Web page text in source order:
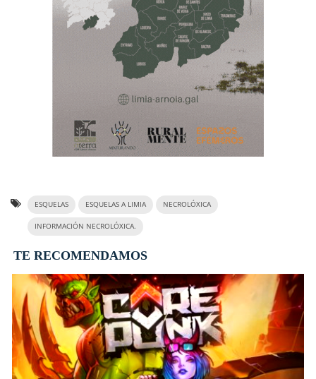
ESQUELAS ESQUELAS A LIMIA NECROLÓXICA
INFORMACIÓN NECROLÓXICA.
TE RECOMENDAMOS